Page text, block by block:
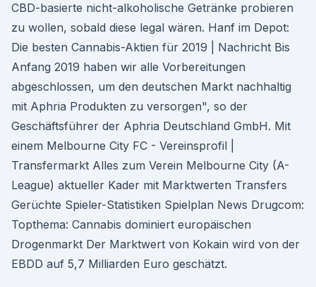
CBD-basierte nicht-alkoholische Getränke probieren
zu wollen, sobald diese legal wären. Hanf im Depot:
Die besten Cannabis-Aktien für 2019 | Nachricht Bis
Anfang 2019 haben wir alle Vorbereitungen
abgeschlossen, um den deutschen Markt nachhaltig
mit Aphria Produkten zu versorgen", so der
Geschäftsführer der Aphria Deutschland GmbH. Mit
einem Melbourne City FC - Vereinsprofil |
Transfermarkt Alles zum Verein Melbourne City (A-
League) aktueller Kader mit Marktwerten Transfers
Gerüchte Spieler-Statistiken Spielplan News Drugcom:
Topthema: Cannabis dominiert europäischen
Drogenmarkt Der Marktwert von Kokain wird von der
EBDD auf 5,7 Milliarden Euro geschätzt.